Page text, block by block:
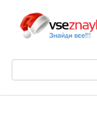
вмісту